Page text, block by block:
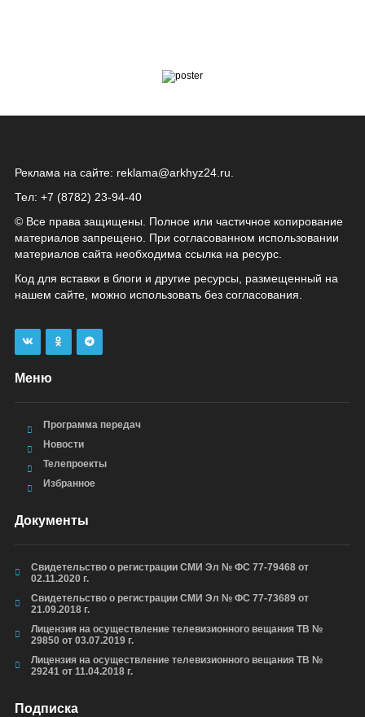
Реклама на сайте: reklama@arkhyz24.ru
Тел: +7 (8782) 23‑94‑40
© Все права защищены. Полное или частичное копирование
материалов запрещено. При согласованном использовании
материалов сайта необходима ссылка на ресурс.
Код для вставки в блоги и другие ресурсы, размещенный на
нашем сайте, можно использовать без согласования.
Меню
Программа передач
Новости
Телепроекты
Избранное
Документы
Свидетельство о регистрации СМИ Эл № ФС 77-79468 от
02.11.2020 г.
Свидетельство о регистрации СМИ Эл № ФС 77-73689 от
21.09.2018 г.
Лицензия на осуществление телевизионного вещания ТВ №
29850 от 03.07.2019 г.
Лицензия на осуществление телевизионного вещания ТВ №
29241 от 11.04.2018 г.
Подписка